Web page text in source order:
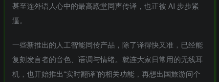
甚至连外语人心中的最高殿堂同声传译 ，也正被 AI 步步紧
逼。
一些新推出的人工智能同传产品，除了译得快又准，已经能
复刻发言者的音色、语调与情绪。就连大家日常用的无线耳
机，也开始推出“实时翻译”的相关功能，再想出国旅游问个